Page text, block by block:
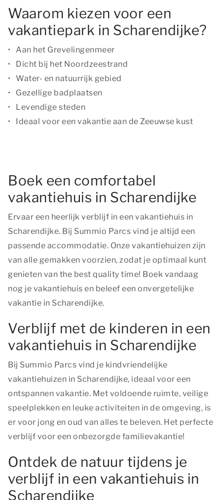
Waarom kiezen voor een
vakantiepark in Scharendijke?
Aan het Grevelingenmeer
Dicht bij het Noordzeestrand
Water- en natuurrijk gebied
Gezellige badplaatsen
Levendige steden
Ideaal voor een vakantie aan de Zeeuwse kust
Boek een comfortabel
vakantiehuis in Scharendijke
Ervaar een heerlijk verblijf in een vakantiehuis in
Scharendijke. Bij Summio Parcs vind je altijd een
passende accommodatie. Onze vakantiehuizen zijn
van alle gemakken voorzien, zodat je optimaal kunt
genieten van the best quality time! Boek vandaag
nog je vakantiehuis en beleef een onvergetelijke
vakantie in Scharendijke.
Verblijf met de kinderen in een
vakantiehuis in Scharendijke
Bij Summio Parcs vind je kindvriendelijke
vakantiehuizen in Scharendijke, ideaal voor een
ontspannen vakantie. Met voldoende ruimte, veilige
speelplekken en leuke activiteiten in de omgeving, is
er voor jong en oud van alles te beleven. Het perfecte
verblijf voor een onbezorgde familievakantie!
Ontdek de natuur tijdens je
verblijf in een vakantiehuis in
Scharendijke